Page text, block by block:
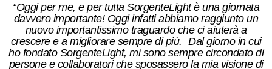
“Oggi per me, e per tutta SorgenteLight è una giornata
davvero importante! Oggi infatti abbiamo raggiunto un
nuovo importantissimo traguardo che ci aiuterà a
crescere e a migliorare sempre di più. Dal giorno in cui
ho fondato SorgenteLight, mi sono sempre circondato di
persone e collaboratori che sposassero la mia visione di